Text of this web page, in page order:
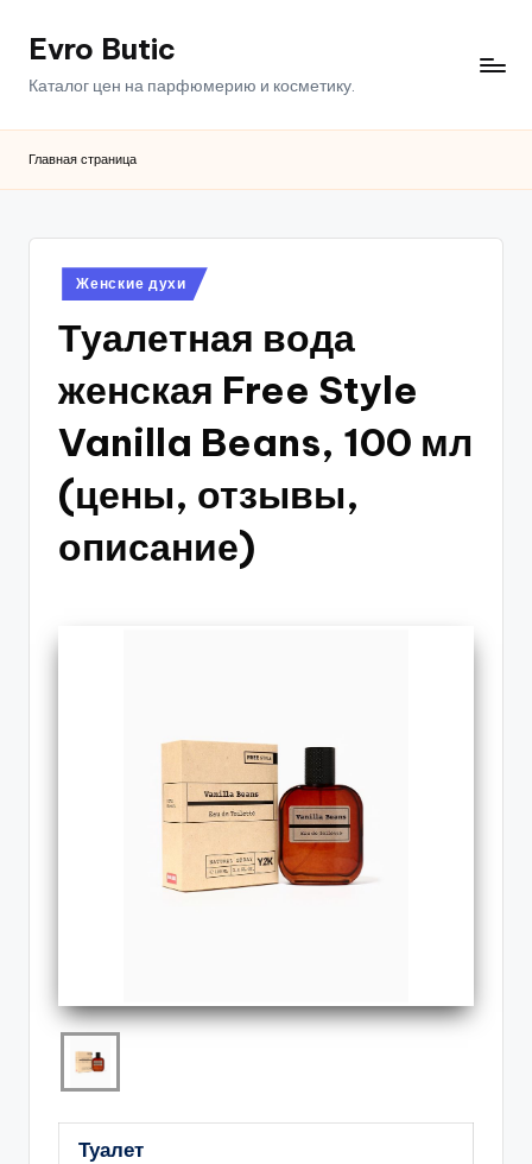
ПерейтиEvro Butic
Каталог цен на парфюмерию и косметику.
Главная страница
Опубликовано
в
Женские духи
Туалетная вода
женская Free Style
Vanilla Beans, 100 мл
(цены, отзывы,
описание)
Туалет